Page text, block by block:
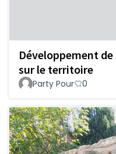
Développement
sur le territoire
Party Pour 0